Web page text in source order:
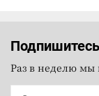
Раз в неделю мы